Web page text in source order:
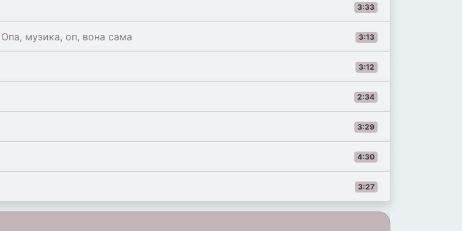
3:33
3:13
музика, оп, вона сама
3:12
2:34
3:29
4:30
3:27